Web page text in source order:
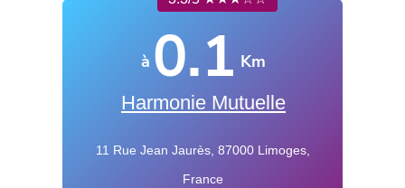
à 0.1 Km
Harmonie Mutuelle
11 Rue Jean Jaurès, 87000 Limoges,
France